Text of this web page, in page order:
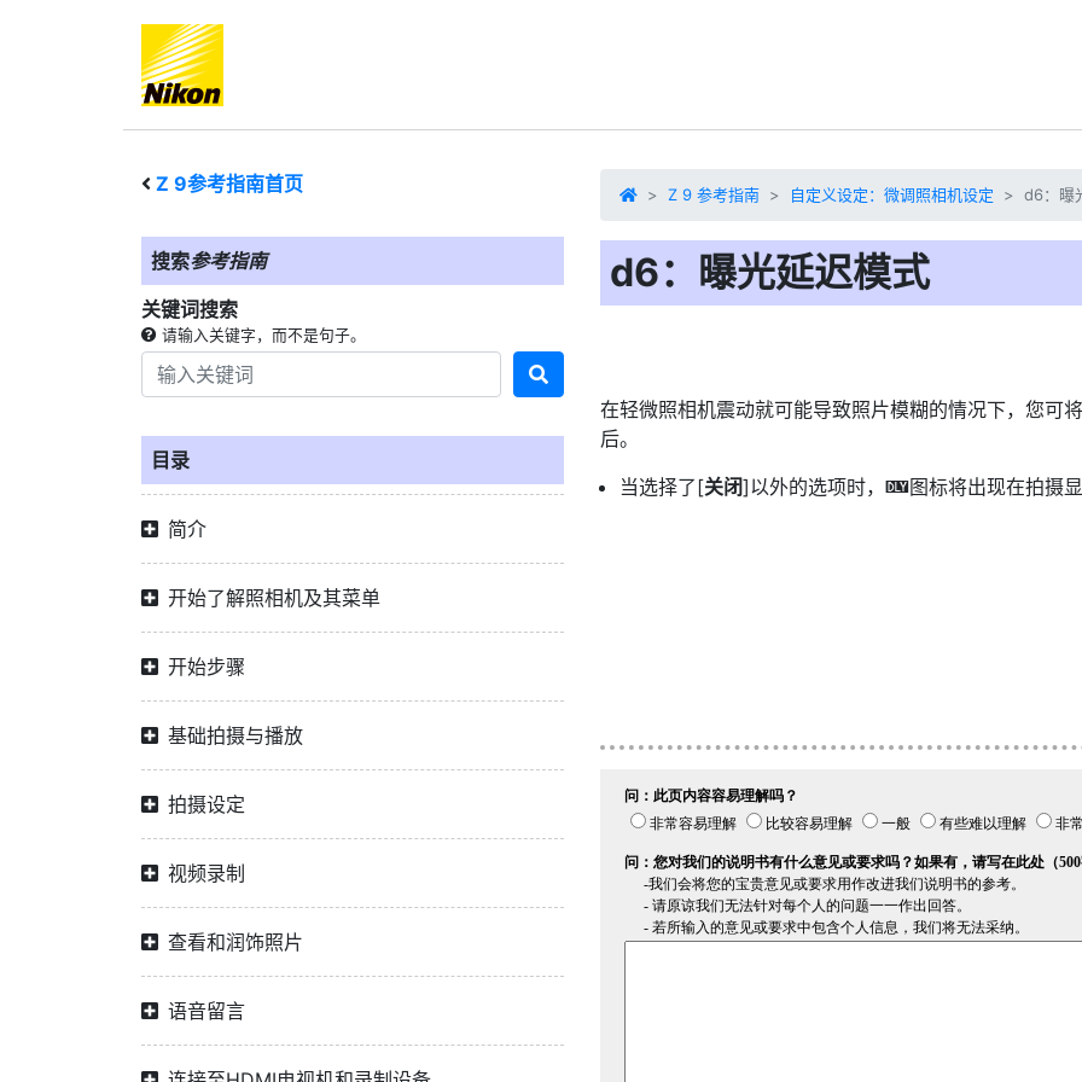
Z 9参考指南首页
搜索参考指南
关键词搜索
请输入关键字，而不是句子。
目录
简介
开始了解照相机及其菜单
开始步骤
基础拍摄与播放
拍摄设定
视频录制
查看和润饰照片
语音留言
Z 9 参考指南 自定义设定：微调照相机设定 d6：曝
d6：曝光延迟模式
在轻微照相机震动就可能导致照片模糊的情况下，您可
后。
当选择了[关闭]以外的选项时， z图标将出现在拍摄